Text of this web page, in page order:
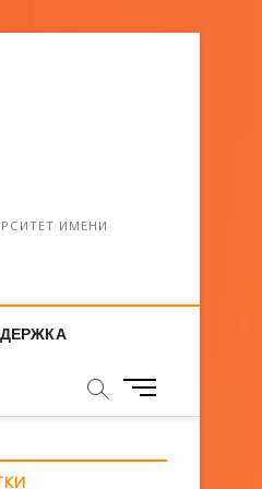
ИМЕНИ
М
ю